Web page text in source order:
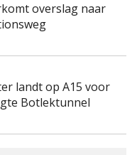
overslag naar
landt op A15 voor
Botlektunnel